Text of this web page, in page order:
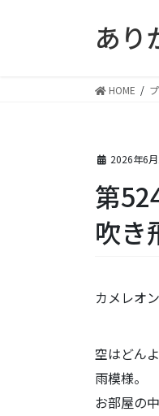
あり
HOME
2026年6
第
吹き
カメレオ
空はどん
雨模様。
お部屋の